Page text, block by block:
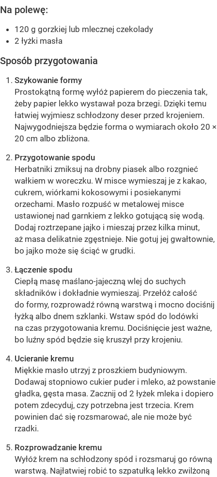
Na polewę:
120 g gorzkiej lub mlecznej czekolady
2 łyżki masła
Sposób przygotowania
Szykowanie formy
Prostokątną formę wyłóż papierem do pieczenia tak,
żeby papier lekko wystawał poza brzegi. Dzięki temu
łatwiej wyjmiesz schłodzony deser przed krojeniem.
Najwygodniejsza będzie forma o wymiarach około 20 ×
20 cm albo zbliżona.
Przygotowanie spodu
Herbatniki zmiksuj na drobny piasek albo rozgnieć
wałkiem w woreczku. W misce wymieszaj je z kakao,
cukrem, wiórkami kokosowymi i posiekanymi
orzechami. Masło rozpuść w metalowej misce
ustawionej nad garnkiem z lekko gotującą się wodą.
Dodaj roztrzepane jajko i mieszaj przez kilka minut,
aż masa delikatnie zgęstnieje. Nie gotuj jej gwałtownie,
bo jajko może się ściąć w grudki.
Łączenie spodu
Ciepłą masę maślano-jajeczną wlej do suchych
składników i dokładnie wymieszaj. Przełóż całość
do formy, rozprowadź równą warstwą i mocno dociśnij
łyżką albo dnem szklanki. Wstaw spód do lodówki
na czas przygotowania kremu. Dociśnięcie jest ważne,
bo luźny spód będzie się kruszył przy krojeniu.
Ucieranie kremu
Miękkie masło utrzyj z proszkiem budyniowym.
Dodawaj stopniowo cukier puder i mleko, aż powstanie
gładka, gęsta masa. Zacznij od 2 łyżek mleka i dopiero
potem zdecyduj, czy potrzebna jest trzecia. Krem
powinien dać się rozsmarować, ale nie może być
rzadki.
Rozprowadzanie kremu
Wyłóż krem na schłodzony spód i rozsmaruj go równą
warstwą. Najłatwiej robić to szpatułką lekko zwilżoną